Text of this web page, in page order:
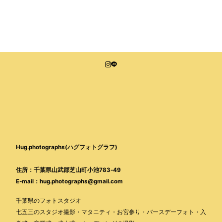
Hug.photographs(ハグフォトグラフ)
住所：千葉県山武郡芝山町小池783-49
E-mail：hug.photographs@gmail.com
千葉県のフォトスタジオ
七五三のスタジオ撮影・マタニティ・お宮参り・バースデーフォト・入